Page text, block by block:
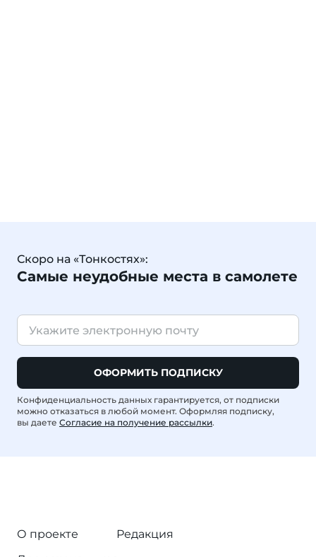
Скоро на «Тонкостях»:
Самые неудобные места в самолете
ОФОРМИТЬ ПОДПИСКУ
Конфиденциальность данных гарантируется, от подписки
можно отказаться в любой момент. Оформляя подписку,
вы даете Согласие на получение рассылки.
О проекте
Редакция